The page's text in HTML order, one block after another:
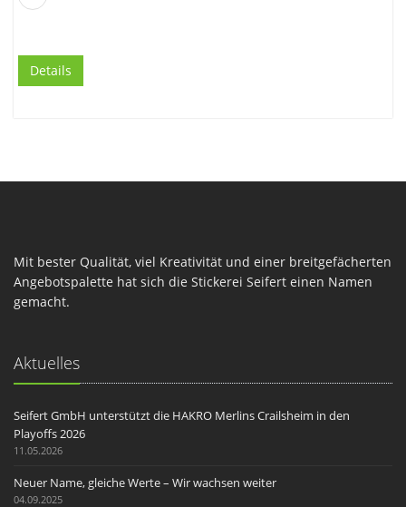
Details
Mit bester Qualität, viel Kreativität und einer breitgefächerten
Angebotspalette hat sich die Stickerei Seifert einen Namen
gemacht.
Aktuelles
Seifert GmbH unterstützt die HAKRO Merlins Crailsheim in den
Playoffs 2026
11.05.2026
Neuer Name, gleiche Werte – Wir wachsen weiter
04.09.2025